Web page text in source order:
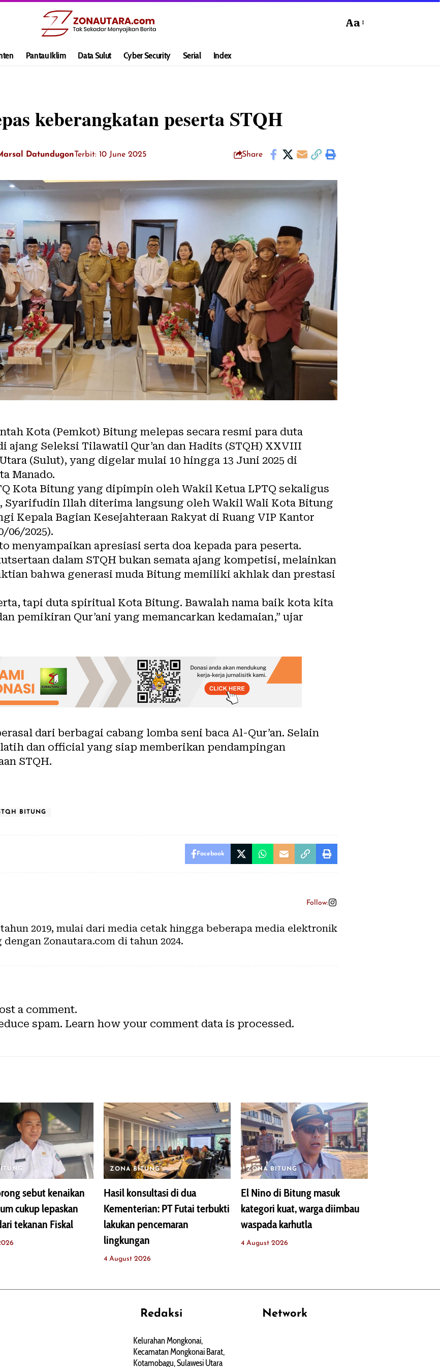
Aa
Pantau Iklim Data Sulut Cyber Security Serial Index
keberangkatan peserta STQH
Datundugon Terbit: 10 June 2025 Share
Kota (Pemkot) Bitung melepas secara resmi para duta
ajang Seleksi Tilawatil Qur’an dan Hadits (STQH) XXVIII
(Sulut), yang digelar mulai 10 hingga 13 Juni 2025 di
Manado.
Kota Bitung yang dipimpin oleh Wakil Ketua LPTQ sekaligus
Syarifudin Illah diterima langsung oleh Wakil Wali Kota Bitung
Kepala Bagian Kesejahteraan Rakyat di Ruang VIP Kantor
06/2025).
menyampaikan apresiasi serta doa kepada para peserta.
dalam STQH bukan semata ajang kompetisi, melainkan
bahwa generasi muda Bitung memiliki akhlak dan prestasi
tapi duta spiritual Kota Bitung. Bawalah nama baik kota kita
pemikiran Qur’ani yang memancarkan kedamaian,” ujar
dari berbagai cabang lomba seni baca Al-Qur’an. Selain
dan official yang siap memberikan pendampingan
STQH.
BITUNG
Facebook
Follow:
2019, mulai dari media cetak hingga beberapa media elektronik
Zonautara.com di tahun 2024.
a comment.
spam. Learn how your comment data is processed.
sebut kenaikan
cukup lepaskan
tekanan Fiskal
ZONA BITUNG
Hasil konsultasi di dua
Kementerian: PT Futai terbukti
lakukan pencemaran
lingkungan
4 August 2026
ZONA BITUNG
El Nino di Bitung masuk
kategori kuat, warga diimbau
waspada karhutla
4 August 2026
Redaksi
Kelurahan Mongkonai,
Kecamatan Mongkonai Barat,
Kotamobagu, Sulawesi Utara
Network